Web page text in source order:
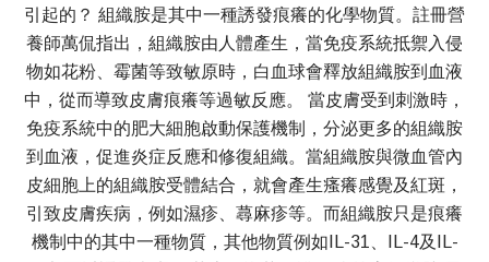
引起的？ 組織胺是其中一種誘發痕癢的化學物質。註冊營
養師萬侃指出，組織胺由人體產生，當免疫系統抵禦入侵
物如花粉、霉菌等致敏原時，白血球會釋放組織胺到血液
中，從而導致皮膚痕癢等過敏反應。 當皮膚受到刺激時，
免疫系統中的肥大細胞啟動保護機制，分泌更多的組織胺
到血液，促進炎症反應和修復組織。當組織胺與微血管內
皮細胞上的組織胺受體結合，就會產生瘙癢感覺及紅斑，
引致皮膚疾病，例如濕疹、蕁麻疹等。而組織胺只是痕癢
機制中的其中一種物質，其他物質例如IL-31、IL-4及IL-